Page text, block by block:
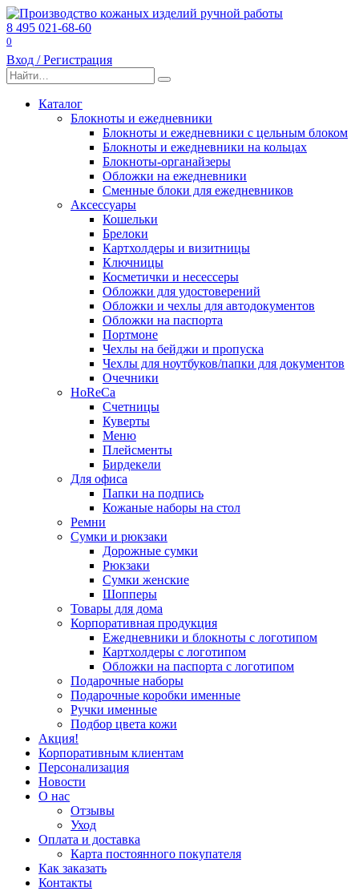
Перейти
к
содержанию
8 495 021-68-60
0
Вход / Регистрация
Search
for:
Каталог
Блокноты и ежедневники
Блокноты и ежедневники с цельным блоком
Блокноты и ежедневники на кольцах
Блокноты-органайзеры
Обложки на ежедневники
Сменные блоки для ежедневников
Аксессуары
Кошельки
Брелоки
Картхолдеры и визитницы
Ключницы
Косметички и несессеры
Обложки для удостоверений
Обложки и чехлы для автодокументов
Обложки на паспорта
Портмоне
Чехлы на бейджи и пропуска
Чехлы для ноутбуков/папки для документов
Очечники
HoReCa
Счетницы
Куверты
Меню
Плейсменты
Бирдекели
Для офиса
Папки на подпись
Кожаные наборы на стол
Ремни
Сумки и рюкзаки
Дорожные сумки
Рюкзаки
Сумки женские
Шопперы
Товары для дома
Корпоративная продукция
Ежедневники и блокноты с логотипом
Картхолдеры с логотипом
Обложки на паспорта с логотипом
Подарочные наборы
Подарочные коробки именные
Ручки именные
Подбор цвета кожи
Акция!
Корпоративным клиентам
Персонализация
Новости
О нас
Отзывы
Уход
Оплата и доставка
Карта постоянного покупателя
Как заказать
Контакты